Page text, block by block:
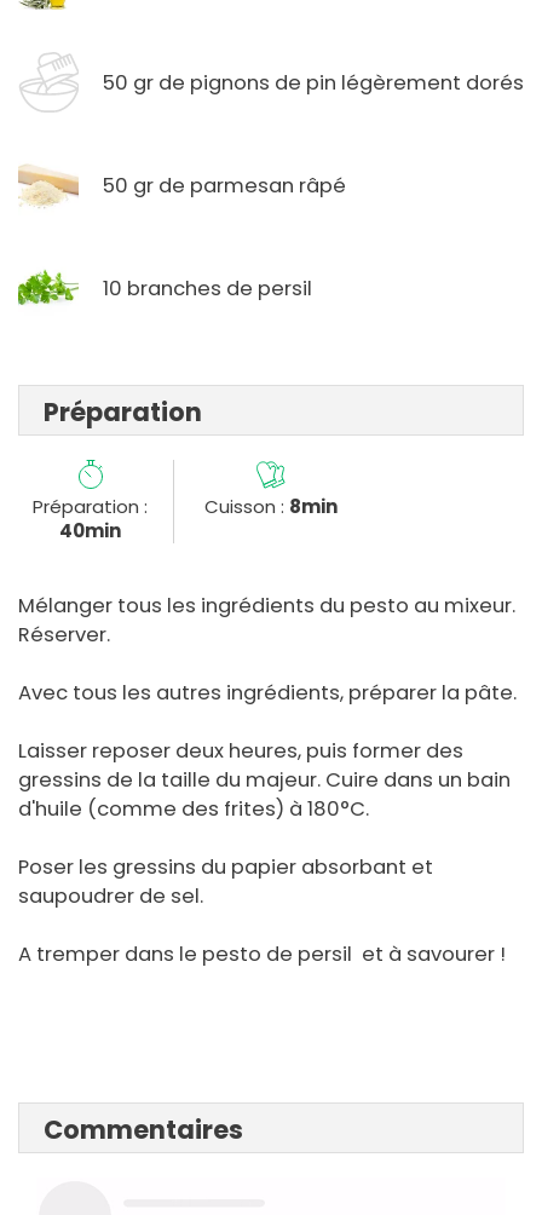
50 gr de pignons de pin légèrement dorés
50 gr de parmesan râpé
10 branches de persil
Préparation
Préparation :
40min
Cuisson : 8min
Mélanger tous les ingrédients du pesto au mixeur.
Réserver.
Avec tous les autres ingrédients, préparer la pâte.
Laisser reposer deux heures, puis former des
gressins de la taille du majeur. Cuire dans un bain
d'huile (comme des frites) à 180°C.
Poser les gressins du papier absorbant et
saupoudrer de sel.
A tremper dans le pesto de persil et à savourer !
Commentaires